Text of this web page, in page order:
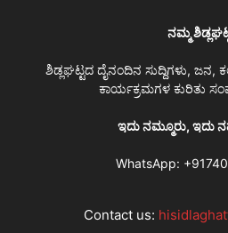
ನಮ್ಮ
ಶಿಡ್ಲಘಟ್ಟದ ದೈನಂದಿನ ಸುದ್ದಿಗಳು, ಜನ,
ಕಾರ್ಯಕ್ರಮಗಳ ಕುರಿತು
ಇದು ನಮ್ಮೂರು, ಇದು
WhatsApp:
Contact us: